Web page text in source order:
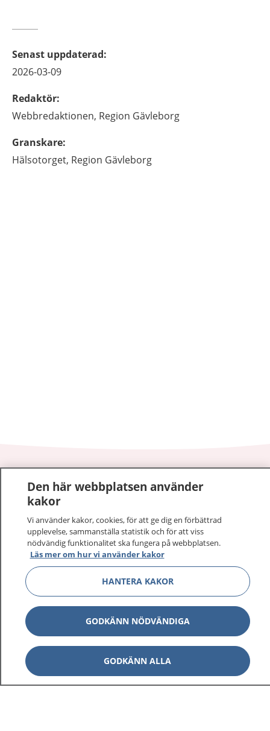
Senast uppdaterad:
2026-03-09
Redaktör:
Webbredaktionen, Region Gävleborg
Granskare:
Hälsotorget, Region Gävleborg
På 1177.se får du råd om hälsa och information om
sjukdomar och vilka mottagningar du kan kontakta.
Logga in för att läsa din journal och göra dina
vårdärenden. Ring telefonnummer 1177 för
sjukvårdsrådgivning dygnet runt.
1177 ger dig råd när du vill må bättre.
1177 på flera språk Visa
Visa
Den här webbplatsen använder
kakor
Vi använder kakor, cookies, för att ge dig en förbättrad
upplevelse, sammanställa statistik och för att viss
nödvändig funktionalitet ska fungera på webbplatsen.
Läs mer om hur vi använder kakor
HANTERA KAKOR
GODKÄNN NÖDVÄNDIGA
GODKÄNN ALLA